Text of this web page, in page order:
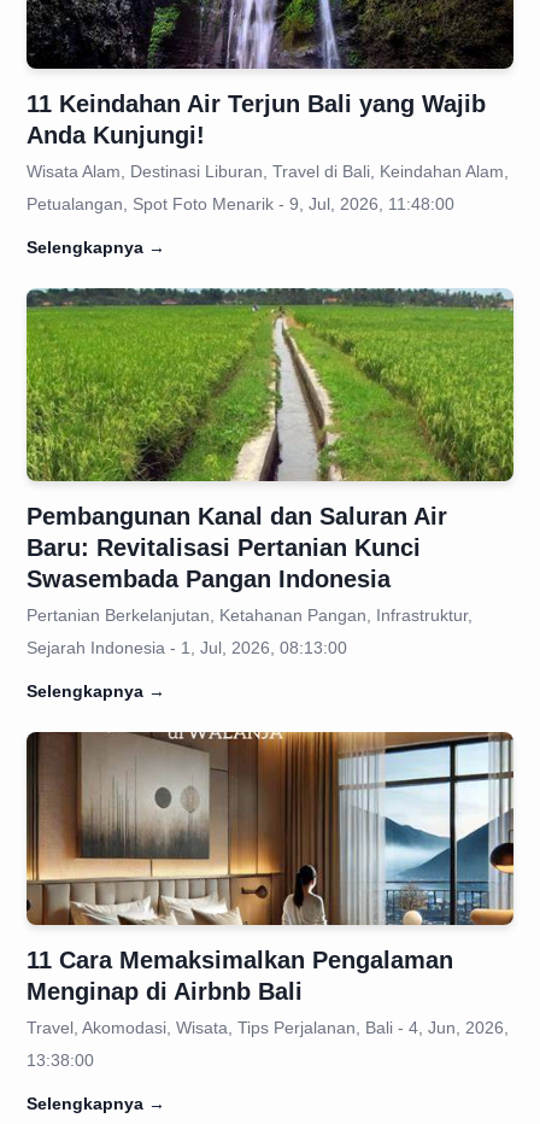
11 Keindahan Air Terjun Bali yang Wajib
Anda Kunjungi!
Wisata Alam, Destinasi Liburan, Travel di Bali, Keindahan Alam,
Petualangan, Spot Foto Menarik - 9, Jul, 2026, 11:48:00
Selengkapnya →
Pembangunan Kanal dan Saluran Air
Baru: Revitalisasi Pertanian Kunci
Swasembada Pangan Indonesia
Pertanian Berkelanjutan, Ketahanan Pangan, Infrastruktur,
Sejarah Indonesia - 1, Jul, 2026, 08:13:00
Selengkapnya →
11 Cara Memaksimalkan Pengalaman
Menginap di Airbnb Bali
Travel, Akomodasi, Wisata, Tips Perjalanan, Bali - 4, Jun, 2026,
13:38:00
Selengkapnya →